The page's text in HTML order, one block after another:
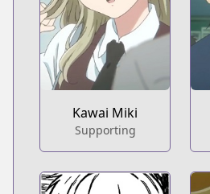
Kawai Miki
Supporting